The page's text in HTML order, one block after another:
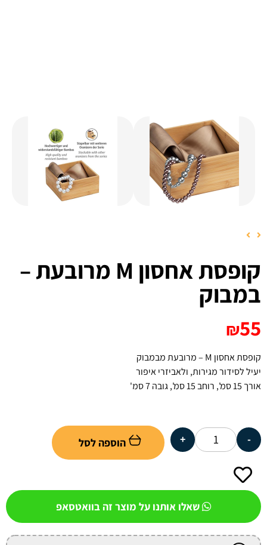
קופסת אחסון M מרובעת –
במבוק
₪55
קופסת אחסון M – מרובעת מבמבוק
יעיל לסידור מגירות, ולאביזרי איפור
אורך 15 סמ', רוחב 15 סמ', גובה 7 סמ'
הוספה לסל
שאלו אותנו על מוצר זה בוואטסאפ